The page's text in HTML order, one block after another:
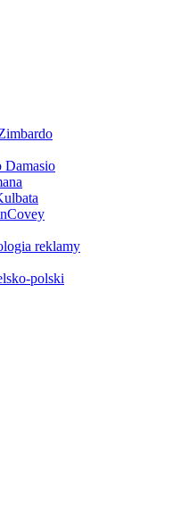
Damasio
reklamy
polski